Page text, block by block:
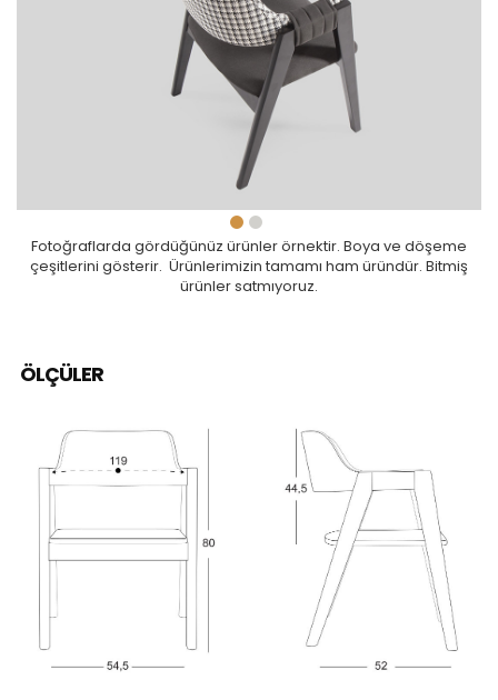
Fotoğraflarda gördüğünüz ürünler örnektir. Boya ve döşeme
çeşitlerini gösterir. Ürünlerimizin tamamı ham üründür. Bitmiş
ürünler satmıyoruz.
ÖLÇÜLER